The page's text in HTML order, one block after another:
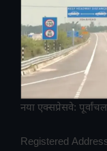
नया एक्सप्रेसवे:
Registered